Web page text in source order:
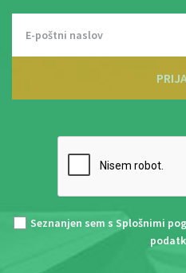
Seznanjen sem s Splošnimi